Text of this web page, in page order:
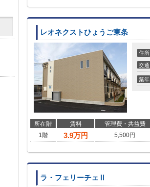
レオネクストひょうご東条
住所
交通
築年
所在階 賃料 管理費・共益費
1階
3.9万円 5,500円
ラ・フェリーチェⅡ